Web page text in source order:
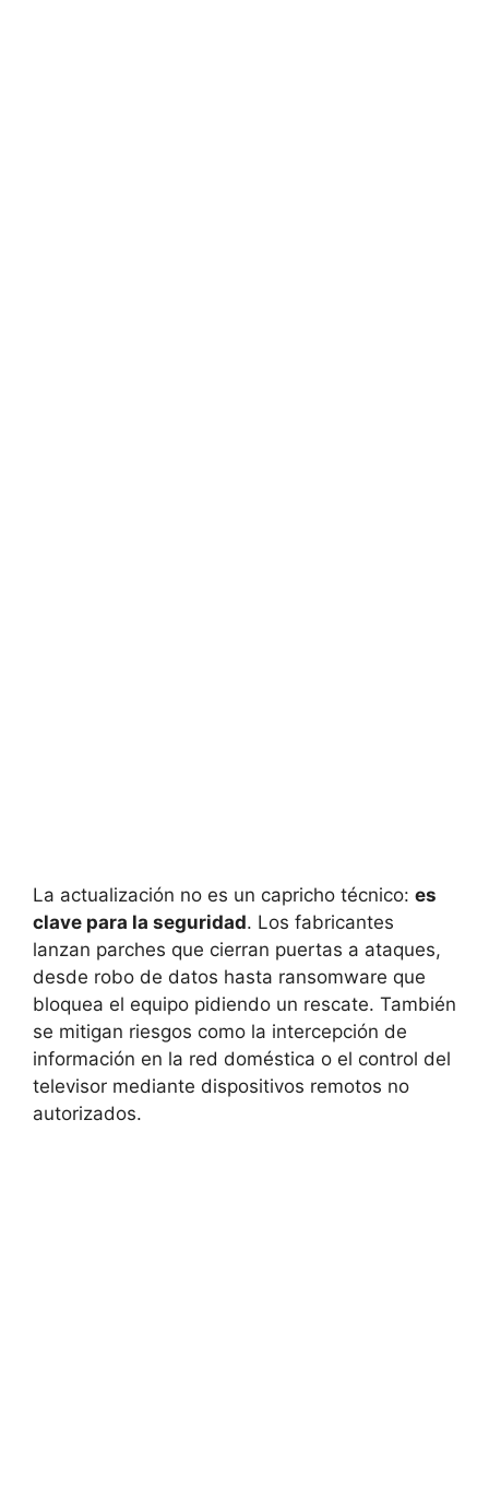
La actualización no es un capricho técnico: es
clave para la seguridad. Los fabricantes
lanzan parches que cierran puertas a ataques,
desde robo de datos hasta ransomware que
bloquea el equipo pidiendo un rescate. También
se mitigan riesgos como la intercepción de
información en la red doméstica o el control del
televisor mediante dispositivos remotos no
autorizados.